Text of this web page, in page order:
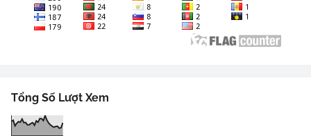
Tổng Số Lượt Xem